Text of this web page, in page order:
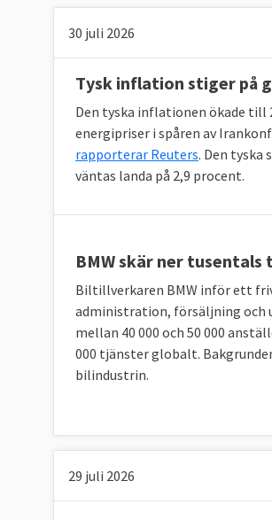
30 juli 2026
Tysk inflation stiger på
Den tyska inflationen ökade till
energipriser i spåren av
rapporterar Reuters. Den
väntas landa på 2,9 procent.
BMW skär ner
Biltillverkaren BMW inför ett
administration, försäljning och
mellan 40 000 och 50 000
000 tjänster globalt.
bilindustrin.
29 juli 2026